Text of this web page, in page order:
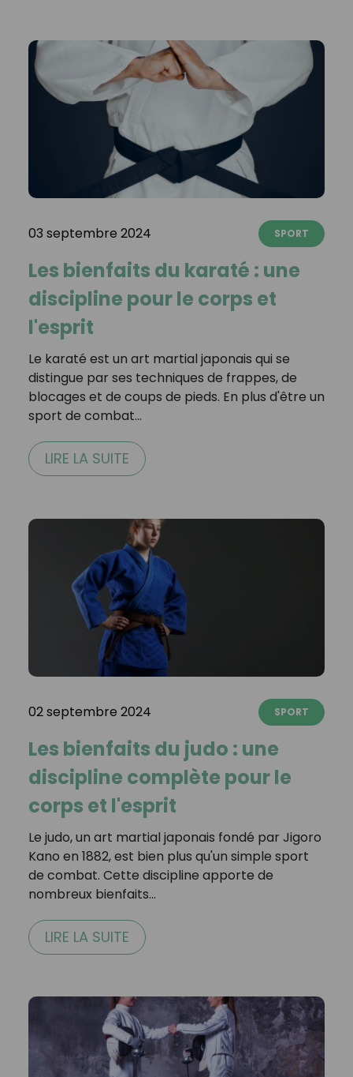
03 septembre 2024 SPORT
Les bienfaits du karaté : une
discipline pour le corps et
l'esprit
Le karaté est un art martial japonais qui se
distingue par ses techniques de frappes, de
blocages et de coups de pieds. En plus d'être un
sport de combat…
LIRE LA SUITE
02 septembre 2024 SPORT
Les bienfaits du judo : une
discipline complète pour le
corps et l'esprit
Le judo, un art martial japonais fondé par Jigoro
Kano en 1882, est bien plus qu'un simple sport
de combat. Cette discipline apporte de
nombreux bienfaits…
LIRE LA SUITE